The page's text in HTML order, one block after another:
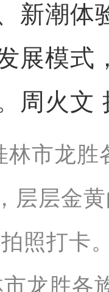
新潮体
展模式
周火文
龙胜各